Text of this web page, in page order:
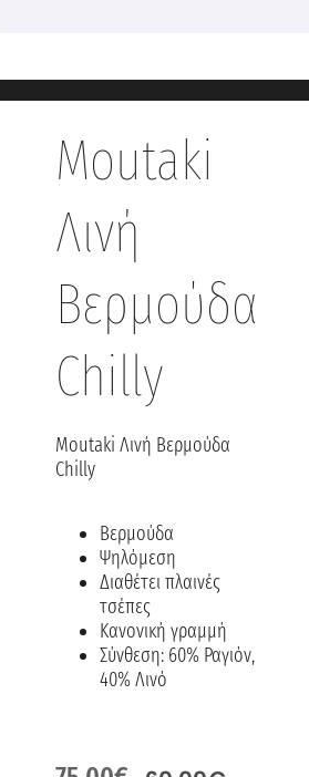
Moutaki
Λινή
Βερμούδα
Chilly
Moutaki Λινή Βερμούδα
Chilly
Βερμούδα
Ψηλόμεση
Διαθέτει πλαινές
τσέπες
Κανονική γραμμή
Σύνθεση: 60% Ραγιόν,
40% Λινό